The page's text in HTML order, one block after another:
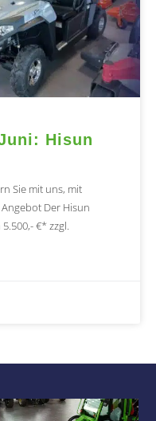
Hisun
Sie mit uns, mit
Der Hisun
€* zzgl.